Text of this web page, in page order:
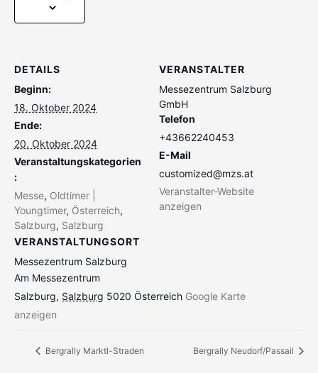
DETAILS
Beginn:
18. Oktober 2024
Ende:
20. Oktober 2024
Veranstaltungskategorien
:
Messe, Oldtimer |
Youngtimer, Österreich,
Salzburg, Salzburg
VERANSTALTUNGSORT
Messezentrum Salzburg
Am Messezentrum
Salzburg, Salzburg 5020 Österreich Google Karte
anzeigen
VERANSTALTER
Messezentrum Salzburg
GmbH
Telefon
+43662240453
E-Mail
customized@mzs.at
Veranstalter-Website
anzeigen
Bergrally Marktl-Straden Bergrally Neudorf/Passail